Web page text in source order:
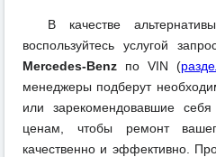
В качестве
воспользуйтесь услугой
Mercedes-Benz по VIN (
менеджеры подберут
или зарекомендовавшие
ценам, чтобы ремонт
качественно и эффективно.